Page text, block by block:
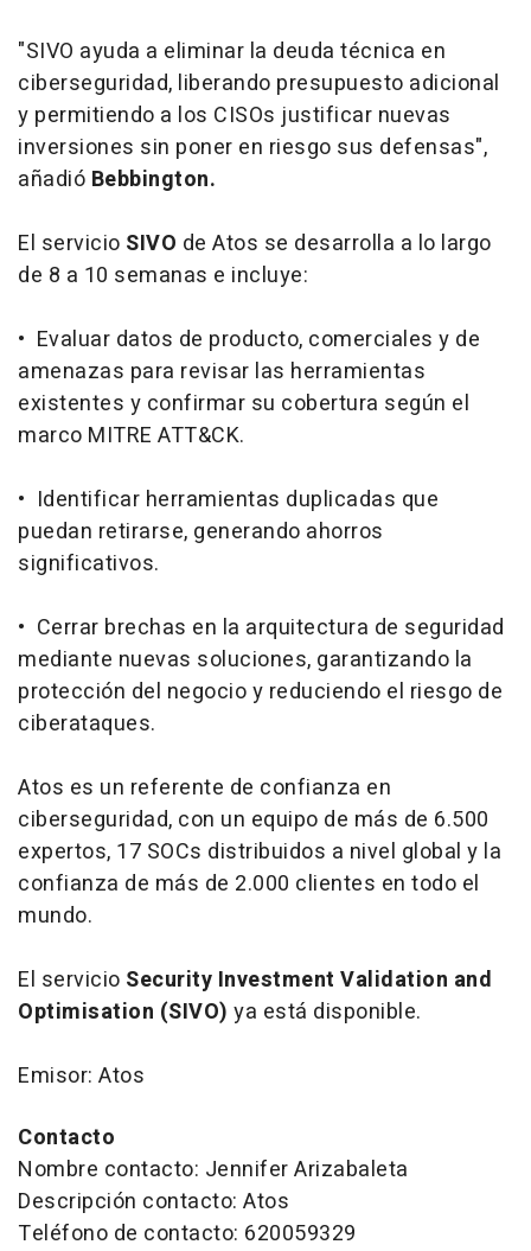
"SIVO ayuda a eliminar la deuda técnica en
ciberseguridad, liberando presupuesto adicional
y permitiendo a los CISOs justificar nuevas
inversiones sin poner en riesgo sus defensas",
añadió Bebbington.
El servicio SIVO de Atos se desarrolla a lo largo
de 8 a 10 semanas e incluye:
• Evaluar datos de producto, comerciales y de
amenazas para revisar las herramientas
existentes y confirmar su cobertura según el
marco MITRE ATT&CK.
• Identificar herramientas duplicadas que
puedan retirarse, generando ahorros
significativos.
• Cerrar brechas en la arquitectura de seguridad
mediante nuevas soluciones, garantizando la
protección del negocio y reduciendo el riesgo de
ciberataques.
Atos es un referente de confianza en
ciberseguridad, con un equipo de más de 6.500
expertos, 17 SOCs distribuidos a nivel global y la
confianza de más de 2.000 clientes en todo el
mundo.
El servicio Security Investment Validation and
Optimisation (SIVO) ya está disponible.
Emisor: Atos
Contacto
Nombre contacto: Jennifer Arizabaleta
Descripción contacto: Atos
Teléfono de contacto: 620059329